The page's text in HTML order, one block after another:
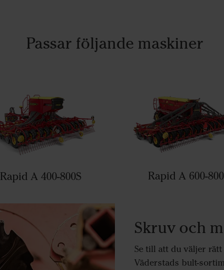
Passar följande maskiner
Rapid A 400-800S Rapid A 600-
Skruv och
Se till att du väljer
Väderstads bult-